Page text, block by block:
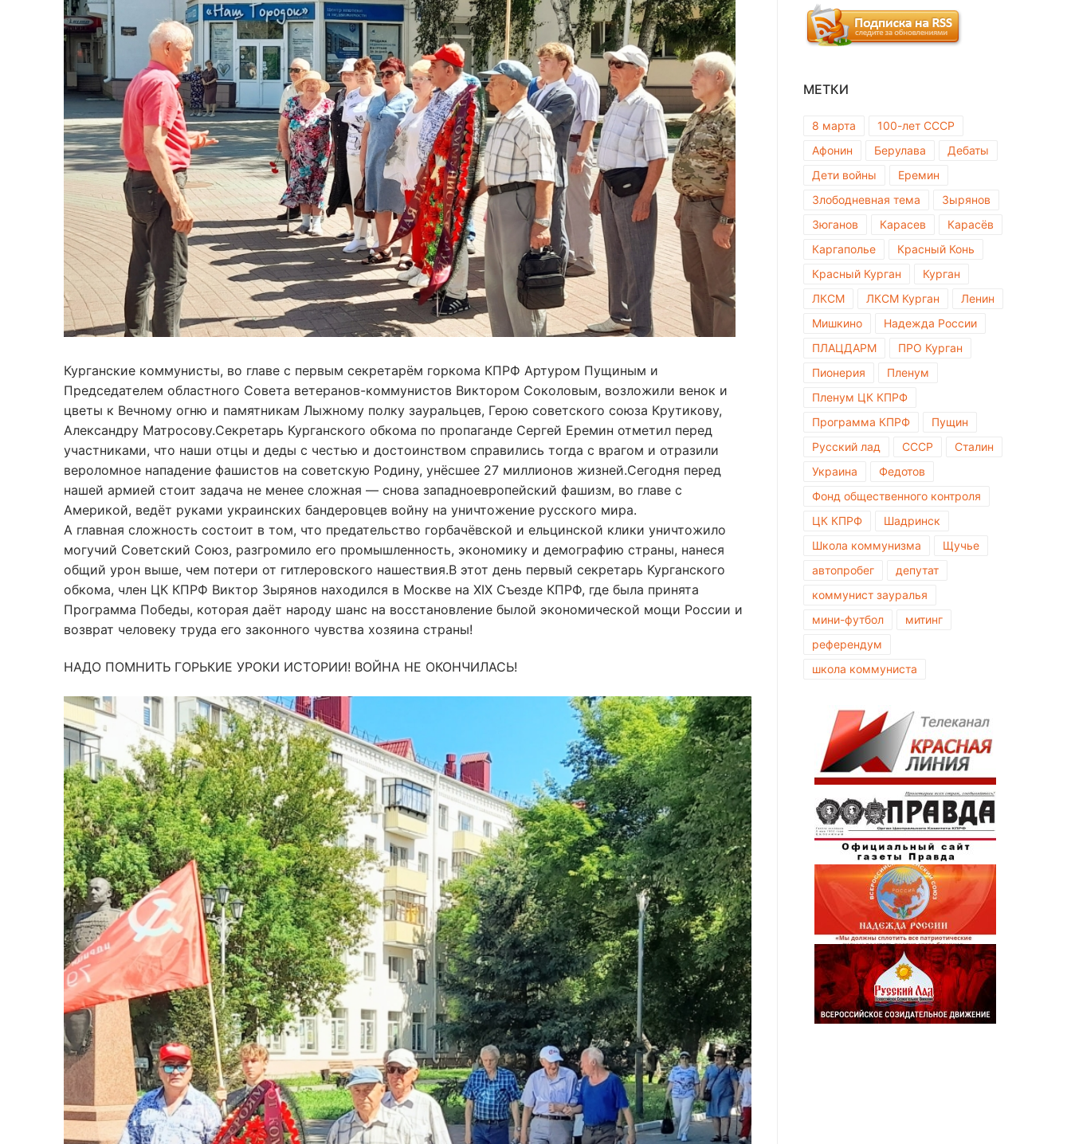
Курганские коммунисты, во главе с первым секретарём горкома КПРФ Артуром Пущиным и
Председателем областного Совета ветеранов-коммунистов Виктором Соколовым, возложили венок и
цветы к Вечному огню и памятникам Лыжному полку зауральцев, Герою советского союза Крутикову,
Александру Матросову.Секретарь Курганского обкома по пропаганде Сергей Еремин отметил перед
участниками, что наши отцы и деды с честью и достоинством справились тогда с врагом и отразили
вероломное нападение фашистов на советскую Родину, унёсшее 27 миллионов жизней.Сегодня перед
нашей армией стоит задача не менее сложная — снова западноевропейский фашизм, во главе с
Америкой, ведёт руками украинских бандеровцев войну на уничтожение русского мира.
А главная сложность состоит в том, что предательство горбачёвской и ельцинской клики уничтожило
могучий Советский Союз, разгромило его промышленность, экономику и демографию страны, нанеся
общий урон выше, чем потери от гитлеровского нашествия.В этот день первый секретарь Курганского
обкома, член ЦК КПРФ Виктор Зырянов находился в Москве на XIX Съезде КПРФ, где была принята
Программа Победы, которая даёт народу шанс на восстановление былой экономической мощи России и
возврат человеку труда его законного чувства хозяина страны!
НАДО ПОМНИТЬ ГОРЬКИЕ УРОКИ ИСТОРИИ! ВОЙНА НЕ ОКОНЧИЛАСЬ!
МЕТКИ
8 марта
100-лет СССР
Афонин
Берулава
Дебаты
Дети войны
Еремин
Злободневная тема
Зырянов
Зюганов
Карасев
Карасёв
Каргаполье
Красный Конь
Красный Курган
Курган
ЛКСМ
ЛКСМ Курган
Ленин
Мишкино
Надежда России
ПЛАЦДАРМ
ПРО Курган
Пионерия
Пленум
Пленум ЦК КПРФ
Программа КПРФ
Пущин
Русский лад
СССР
Сталин
Украина
Федотов
Фонд общественного контроля
ЦК КПРФ
Шадринск
Школа коммунизма
Щучье
автопробег
депутат
коммунист зауралья
мини-футбол
митинг
референдум
школа коммуниста